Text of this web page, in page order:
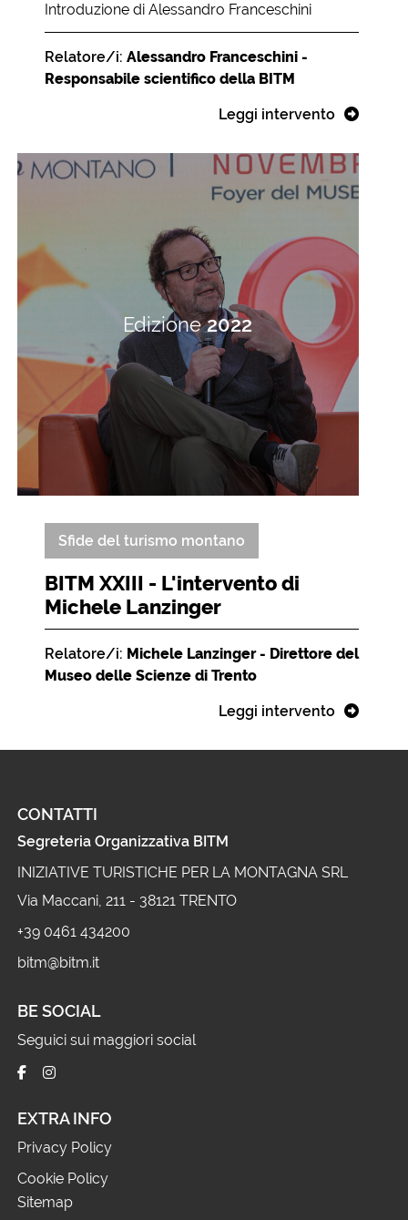
Introduzione di Alessandro Franceschini
Relatore/i: Alessandro Franceschini -
Responsabile scientifico della BITM
Leggi intervento
Edizione2022
Sfide del turismo montano
BITM XXIII - L'intervento di
Michele Lanzinger
Relatore/i: Michele Lanzinger - Direttore del
Museo delle Scienze di Trento
Leggi intervento
CONTATTI
Segreteria Organizzativa BITM
INIZIATIVE TURISTICHE PER LA MONTAGNA SRL
Via Maccani, 211 - 38121 TRENTO
+39 0461 434200
bitm@bitm.it
BE SOCIAL
Seguici sui maggiori social
EXTRA INFO
Privacy Policy
Cookie Policy
Sitemap